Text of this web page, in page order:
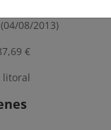
08/2013)
€
litoral